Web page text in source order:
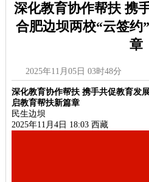
深化教育协作帮扶
合肥边坝两校“云签约
章
2025年11月05日 03时48分
深化教育协作帮扶 携手共促教育发
启教育帮扶新篇章
民生边坝
2025年11月4日 18:03 西藏